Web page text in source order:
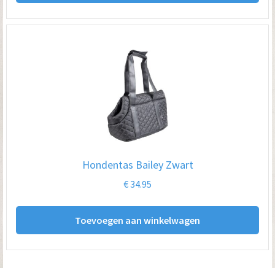
Hondentas Bailey Zwart
€34.95
Toevoegen aan winkelwagen